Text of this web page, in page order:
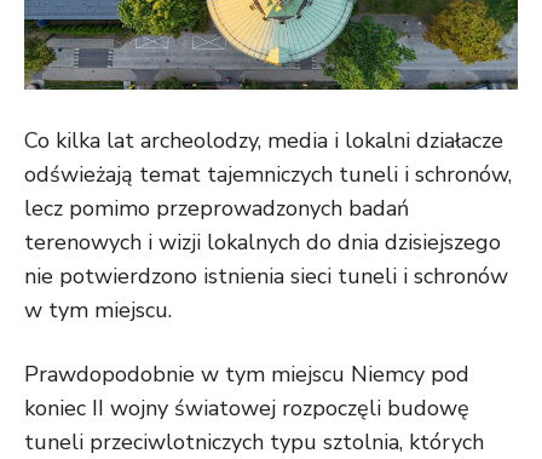
Co kilka lat archeolodzy, media i lokalni działacze
odświeżają temat tajemniczych tuneli i schronów,
lecz pomimo przeprowadzonych badań
terenowych i wizji lokalnych do dnia dzisiejszego
nie potwierdzono istnienia sieci tuneli i schronów
w tym miejscu.
Prawdopodobnie w tym miejscu Niemcy pod
koniec II wojny światowej rozpoczęli budowę
tuneli przeciwlotniczych typu sztolnia, których